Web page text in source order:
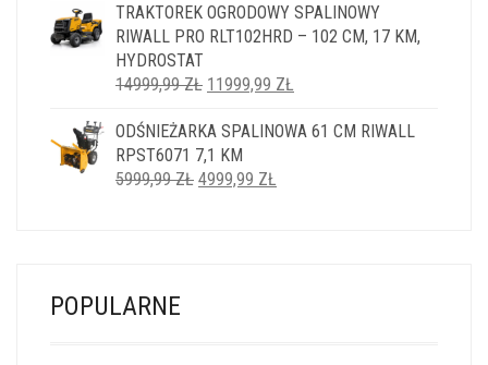
WYNOSIŁA:
1499,99 ZŁ.
WYNOSI:
1199,99 ZŁ.
TRAKTOREK OGRODOWY SPALINOWY
RIWALL PRO RLT102HRD – 102 CM, 17 KM,
HYDROSTAT
14999,99ZŁ PIERWOTNA
WYNOSIŁA:
14999,99 ZŁ.
11999,99 ZŁ
WYNOSI:
ODŚNIEŻARKA SPALINOWA 61 CM RIWALL
RPST6071 7,1 KM
5999,99ZŁ PIERWOTNA
4999,99 ZŁ
POPULARNE